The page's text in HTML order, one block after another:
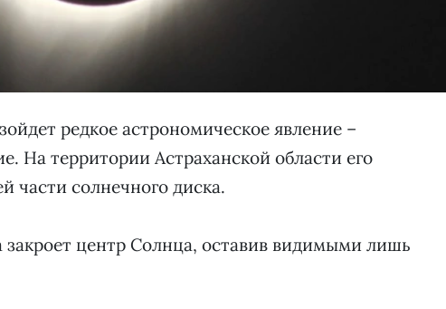
редкое астрономическое явление –
На территории Астраханской области его
части солнечного диска.
закроет центр Солнца, оставив видимыми лишь